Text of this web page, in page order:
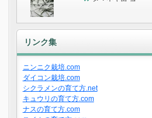
リンク集
ニンニク栽培.com
ダイコン栽培.com
シクラメンの育て方.net
キュウリの育て方.com
ナスの育て方.com